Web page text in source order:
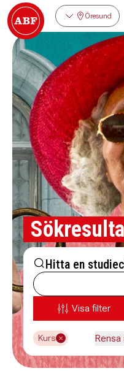
Öresund
Hitta en
Visa filter
Kurs Rensa